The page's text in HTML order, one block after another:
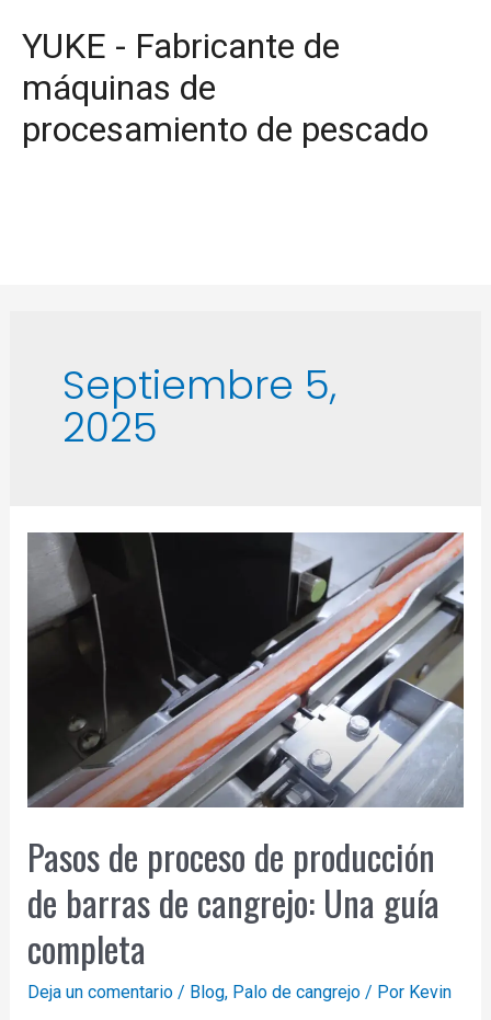
YUKE - Fabricante de
máquinas de
procesamiento de pescado
Septiembre 5,
2025
Pasos de proceso de producción
de barras de cangrejo: Una guía
completa
Deja un comentario / Blog, Palo de cangrejo/ Por Kevin